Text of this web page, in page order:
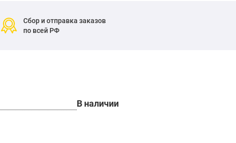
Сбор и отправка заказов
по всей РФ
В наличии